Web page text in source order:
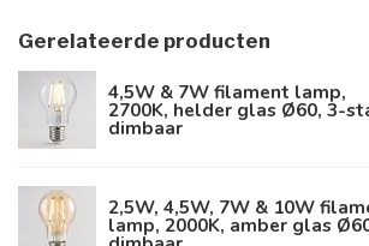
Gerelateerde producten
4,5W & 7W filament lamp,
2700K, helder glas Ø60, 3-
dimbaar
2,5W, 4,5W, 7W & 10W
lamp, 2000K, amber glas